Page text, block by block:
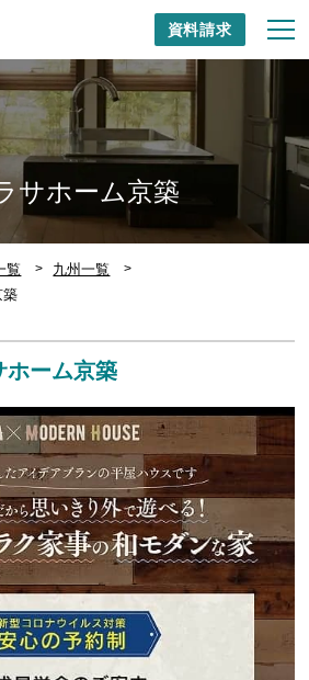
資料請求
サホーム京築
覧
九州一覧
築
ホーム京築